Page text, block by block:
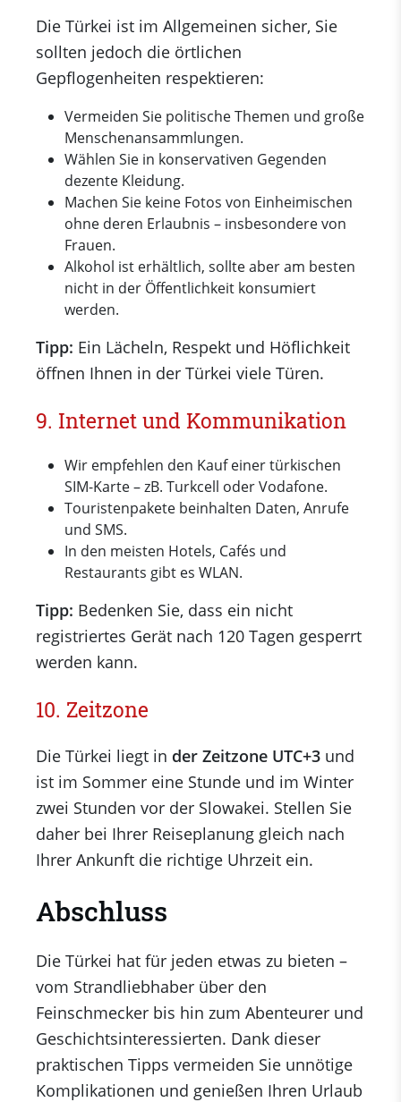
Die Türkei ist im Allgemeinen sicher, Sie
sollten jedoch die örtlichen
Gepflogenheiten respektieren:
Vermeiden Sie politische Themen und große
Menschenansammlungen.
Wählen Sie in konservativen Gegenden
dezente Kleidung.
Machen Sie keine Fotos von Einheimischen
ohne deren Erlaubnis – insbesondere von
Frauen.
Alkohol ist erhältlich, sollte aber am besten
nicht in der Öffentlichkeit konsumiert
werden.
Tipp: Ein Lächeln, Respekt und Höflichkeit
öffnen Ihnen in der Türkei viele Türen.
9. Internet und Kommunikation
Wir empfehlen den Kauf einer türkischen
SIM-Karte – zB. Turkcell oder Vodafone.
Touristenpakete beinhalten Daten, Anrufe
und SMS.
In den meisten Hotels, Cafés und
Restaurants gibt es WLAN.
Tipp: Bedenken Sie, dass ein nicht
registriertes Gerät nach 120 Tagen gesperrt
werden kann.
10. Zeitzone
Die Türkei liegt in der Zeitzone UTC+3 und
ist im Sommer eine Stunde und im Winter
zwei Stunden vor der Slowakei. Stellen Sie
daher bei Ihrer Reiseplanung gleich nach
Ihrer Ankunft die richtige Uhrzeit ein.
Abschluss
Die Türkei hat für jeden etwas zu bieten –
vom Strandliebhaber über den
Feinschmecker bis hin zum Abenteurer und
Geschichtsinteressierten. Dank dieser
praktischen Tipps vermeiden Sie unnötige
Komplikationen und genießen Ihren Urlaub